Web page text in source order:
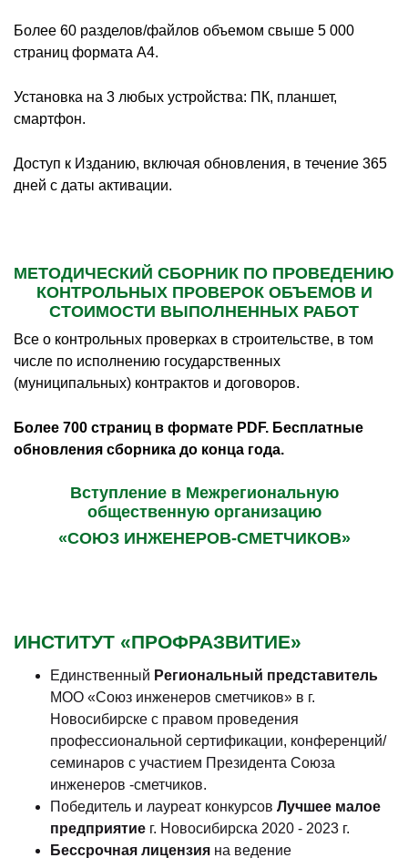
Более 60 разделов/файлов объемом свыше 5 000
страниц формата А4.
Установка на 3 любых устройства: ПК, планшет,
смартфон.
Доступ к Изданию, включая обновления, в течение 365
дней с даты активации.
МЕТОДИЧЕСКИЙ СБОРНИК ПО ПРОВЕДЕНИЮ
КОНТРОЛЬНЫХ ПРОВЕРОК ОБЪЕМОВ И
СТОИМОСТИ ВЫПОЛНЕННЫХ РАБОТ
Все о контрольных проверках в строительстве, в том
числе по исполнению государственных
(муниципальных) контрактов и договоров.
Более 700 страниц в формате PDF. Бесплатные
обновления сборника до конца года.
Вступление в Межрегиональную
общественную организацию
«СОЮЗ ИНЖЕНЕРОВ-СМЕТЧИКОВ»
ИНСТИТУТ «ПРОФРАЗВИТИЕ»
Единственный Региональный представитель
МОО «Союз инженеров сметчиков» в г.
Новосибирске с правом проведения
профессиональной сертификации, конференций/
семинаров с участием Президента Союза
инженеров -сметчиков.
Победитель и лауреат конкурсов Лучшее малое
предприятие г. Новосибирска 2020 - 2023 г.
Бессрочная лицензия на ведение